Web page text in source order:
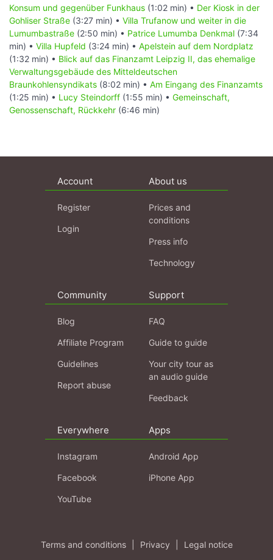
Konsum und gegenüber Funkhaus (1:02 min) • Der Kiosk in der
Gohliser Straße (3:27 min) • Villa Trufanow und weiter in die
Lumumbastraße (2:50 min) • Patrice Lumumba Denkmal (7:34
min) • Villa Hupfeld (3:24 min) • Apelstein auf dem Nordplatz
(1:32 min) • Blick auf das Finanzamt Leipzig II, das ehemalige
Verwaltungsgebäude des Mitteldeutschen
Braunkohlensyndikats (8:02 min) • Am Eingang des Finanzamts
(1:25 min) • Lucy Steindorff (1:55 min) • Gemeinschaft,
Genossenschaft, Rückkehr (6:46 min)
Account
Register
Login
About us
Prices and
conditions
Press info
Technology
Community
Blog
Affiliate Program
Guidelines
Report abuse
Support
FAQ
Guide to guide
Your city tour as
an audio guide
Feedback
Everywhere
Instagram
Facebook
YouTube
Apps
Android App
iPhone App
Terms and conditions Privacy Legal notice